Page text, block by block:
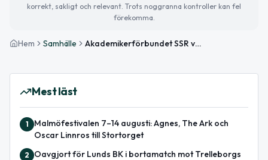
korrekt, sakligt och relevant. Trots noggranna kontroller kan fel
förekomma.
Hem Samhälle Akademikerförbundet SSR varnar för ”angiverilag” – kritiserar förslag om informationsplikt
Mest läst
1
Malmöfestivalen 7–14 augusti: Agnes, The Ark och
Oscar Linnros till Stortorget
2
Oavgjort för Lunds BK i bortamatch mot Trelleborgs